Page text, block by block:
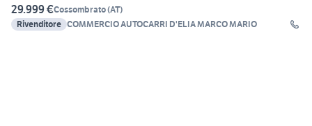
29.999 €Cossombrato(AT)
Rivenditore COMMERCIO AUTOCARRI D'ELIA MARCO MARIO